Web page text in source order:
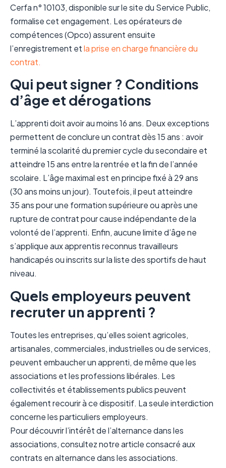
Cerfa n° 10103, disponible sur le site du Service Public,
formalise cet engagement. Les opérateurs de
compétences (Opco) assurent ensuite
l’enregistrement etla prise en charge financière du
contrat.
Qui peut signer ? Conditions
d’âge et dérogations
L’apprenti doit avoir au moins 16 ans. Deux exceptions
permettent de conclure un contrat dès 15 ans : avoir
terminé la scolarité du premier cycle du secondaire et
atteindre 15 ans entre la rentrée et la fin de l’année
scolaire. L’âge maximal est en principe fixé à 29 ans
(30 ans moins un jour). Toutefois, il peut atteindre
35 ans pour une formation supérieure ou après une
rupture de contrat pour cause indépendante de la
volonté de l’apprenti. Enfin, aucune limite d’âge ne
s’applique aux apprentis reconnus travailleurs
handicapés ou inscrits sur la liste des sportifs de haut
niveau.
Quels employeurs peuvent
recruter un apprenti ?
Toutes les entreprises, qu’elles soient agricoles,
artisanales, commerciales, industrielles ou de services,
peuvent embaucher un apprenti, de même que les
associations et les professions libérales. Les
collectivités et établissements publics peuvent
également recourir à ce dispositif. La seule interdiction
concerne les particuliers employeurs.
Pour découvrir l’intérêt de l’alternance dans les
associations, consultez notre article consacré aux
contrats en alternance dans les associations.